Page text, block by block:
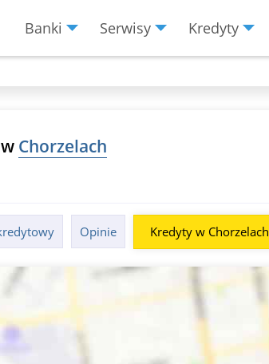
Banki Serwisy Kredyty
Menu
Chorzelach
Opinie Kredyty w Chorzelach